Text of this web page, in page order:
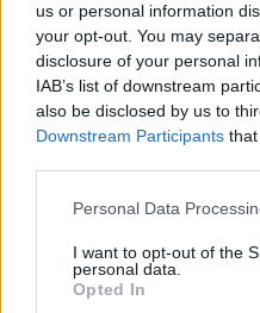
us or personal information
your opt-out. You may
disclosure of your personal
IAB’s list of downstream
also be disclosed by us to
Downstream Participants
Please note that this
not limited to your visit or
grant or deny consent to
use your data for below
Personal Data
I want to opt-out of the
personal data.
Opted In